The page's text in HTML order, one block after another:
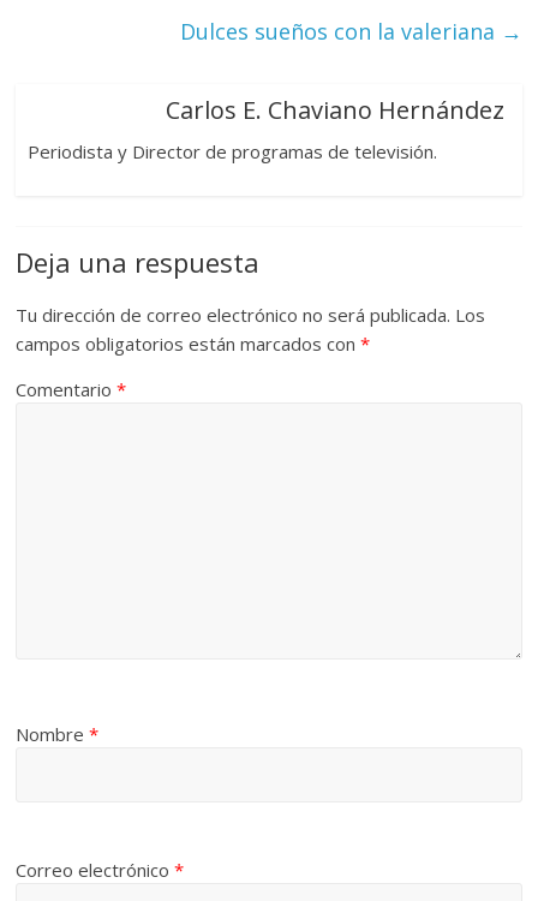
Dulces sueños con la valeriana →
Carlos E. Chaviano Hernández
Periodista y Director de programas de televisión.
Deja una respuesta
Tu dirección de correo electrónico no será publicada. Los
campos obligatorios están marcados con*
Comentario*
Nombre*
Correo electrónico*